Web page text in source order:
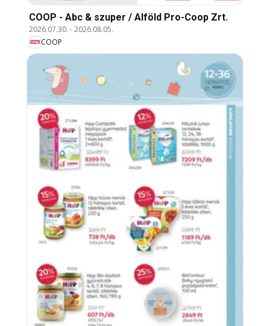
COOP - Abc & szuper / Alföld Pro-Coop Zrt.
2026.07.30. -2026.08.05.
COOP